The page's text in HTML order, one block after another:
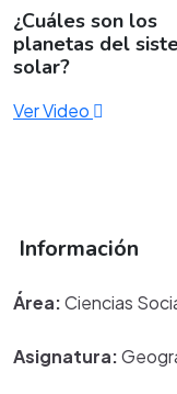
¿Cuáles son los
planetas del
solar?
Ver Video
Información
Área:Ciencias
Asignatura: